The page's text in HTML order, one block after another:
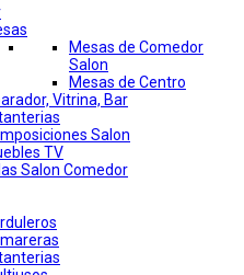
Mesas de Comedor
Salon
Mesas de Centro
Vitrina, Bar
Salon
TV
Salon Comedor